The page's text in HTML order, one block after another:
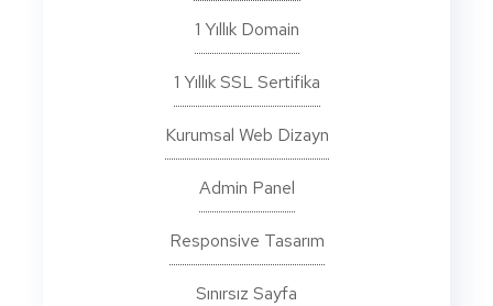
1 Yıllık Domain
1 Yıllık SSL Sertifika
Kurumsal Web Dizayn
Admin Panel
Responsive Tasarım
Sınırsız Sayfa